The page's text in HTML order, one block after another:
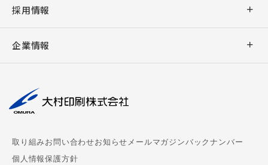
加工
バリアブル印刷
AUGGLE
キャラクター販促
組版
ビジネス漫画制作
アプリ開発
デジタルサイネージ
デジタル教科書制作
chuboz
採用情報
新卒採用
大村印刷の働き方
企業情報
会社概要
事業拠点
取り組みお問い合わせお知らせ メールマガジンバックナンバー
個人情報保護方針